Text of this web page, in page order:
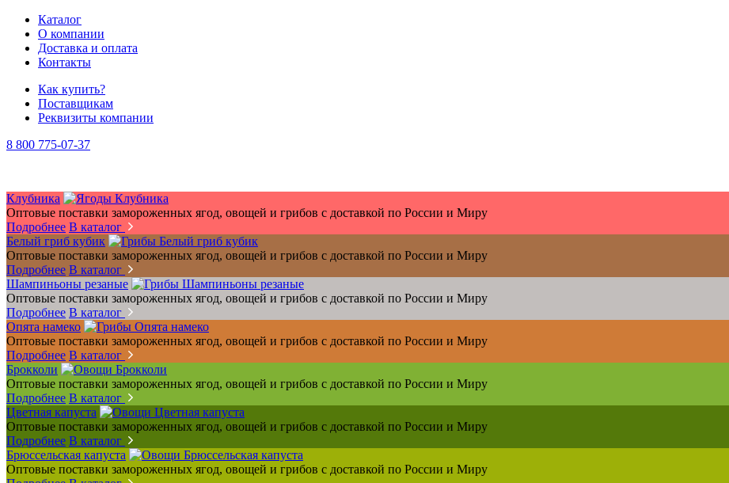
Каталог
О компании
Доставка и оплата
Контакты
Как купить?
Поставщикам
Реквизиты компании
8 800 775-07-37
Клубника
Оптовые поставки замороженных ягод, овощей и грибов с доставкой по России и Миру
Подробнее В каталог
Белый гриб кубик
Оптовые поставки замороженных ягод, овощей и грибов с доставкой по России и Миру
Подробнее В каталог
Шампиньоны резаные
Оптовые поставки замороженных ягод, овощей и грибов с доставкой по России и Миру
Подробнее В каталог
Опята намеко
Оптовые поставки замороженных ягод, овощей и грибов с доставкой по России и Миру
Подробнее В каталог
Брокколи
Оптовые поставки замороженных ягод, овощей и грибов с доставкой по России и Миру
Подробнее В каталог
Цветная капуста
Оптовые поставки замороженных ягод, овощей и грибов с доставкой по России и Миру
Подробнее В каталог
Брюссельская капуста
Оптовые поставки замороженных ягод, овощей и грибов с доставкой по России и Миру